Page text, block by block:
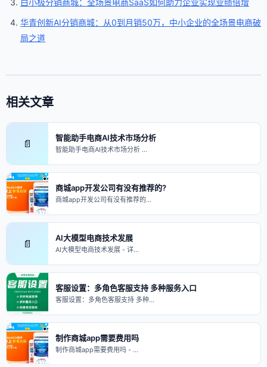
白小极分销商城：全场景电商SaaS如何助力企业实现业绩倍增
华青创新AI分销商城：从0到月销50万，中小企业的全场景电商破
局之道
相关文章
📄 智能助手电商AI技术市场分析
智能助手电商AI技术市场分析 …
商城app开发公司有没有推荐的?
商城app开发公司有没有推荐的…
📄 AI大模型电商技术发展
AI大模型电商技术发展 - 详…
客服设置：多角色客服支持 多种服务入口
客服设置：多角色客服支持 多种…
制作商城app需要费用吗
制作商城app需要费用吗 - …